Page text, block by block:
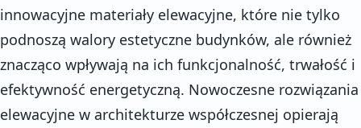
innowacyjne materiały elewacyjne, które nie tylko
podnoszą walory estetyczne budynków, ale również
znacząco wpływają na ich funkcjonalność, trwałość i
efektywność energetyczną. Nowoczesne rozwiązania
elewacyjne w architekturze współczesnej opierają